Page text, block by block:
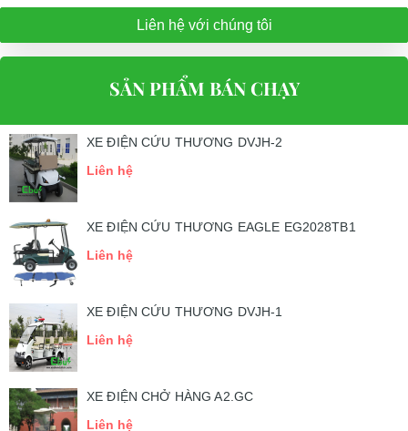
Liên hệ với chúng tôi
SẢN PHẨM BÁN CHẠY
XE ĐIỆN CỨU THƯƠNG DVJH-2
Liên hệ
XE ĐIỆN CỨU THƯƠNG EAGLE EG2028TB1
Liên hệ
XE ĐIỆN CỨU THƯƠNG DVJH-1
Liên hệ
XE ĐIỆN CHỞ HÀNG A2.GC
Liên hệ